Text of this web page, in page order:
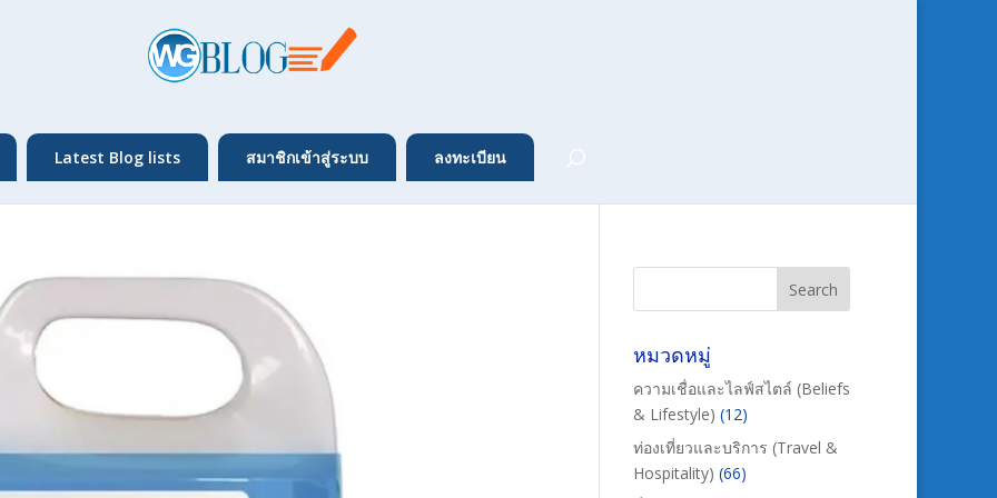
Latest Blog lists สมาชิกเข้าสู่ระบบ ลงทะเบียน
หมวดหมู่
ความเชื่อและไลฟ์สไตล์ (Beliefs
& Lifestyle) (12)
ท่องเที่ยวและบริการ (Travel &
Hospitality) (66)